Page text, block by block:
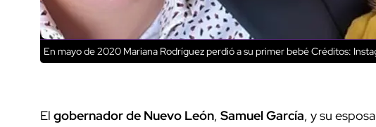
En mayo de 2020 Mariana Rodríguez perdió a su primer bebéCréditos:
El gobernador de Nuevo León, Samuel García, y su